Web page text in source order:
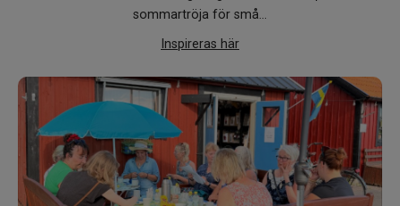
sommartröja för små…
Inspireras här